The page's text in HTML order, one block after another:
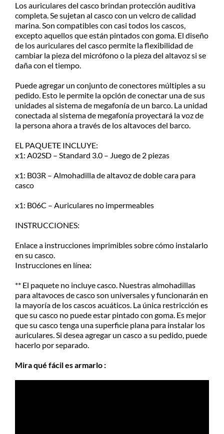
Los auriculares del casco brindan protección auditiva
completa. Se sujetan al casco con un velcro de calidad
marina. Son compatibles con casi todos los cascos,
excepto aquellos que están pintados con goma. El diseño
de los auriculares del casco permite la flexibilidad de
cambiar la pieza del micrófono o la pieza del altavoz si se
daña con el tiempo.
Puede agregar un conjunto de conectores múltiples a su
pedido. Esto le permite la opción de conectar una de sus
unidades al sistema de megafonía de un barco. La unidad
conectada al sistema de megafonía proyectará la voz de
la persona ahora a través de los altavoces del barco.
EL PAQUETE INCLUYE:
x1: A02SD – Standard 3.0 – Juego de 2 piezas
x1: B03R – Almohadilla de altavoz de doble cara para
casco
x1: B06C – Auriculares no impermeables
INSTRUCCIONES:
Enlace a instrucciones imprimibles sobre cómo instalarlo
en su casco.
Instrucciones en línea:
** El paquete no incluye casco. Nuestras almohadillas
para altavoces de casco son universales y funcionarán en
la mayoría de los cascos acuáticos. La única restricción es
que su casco no puede estar pintado con goma. Es mejor
que su casco tenga una superficie plana para instalar los
auriculares. Si desea agregar un casco a su pedido, puede
hacerlo por separado.
Mira qué fácil es armarlo :